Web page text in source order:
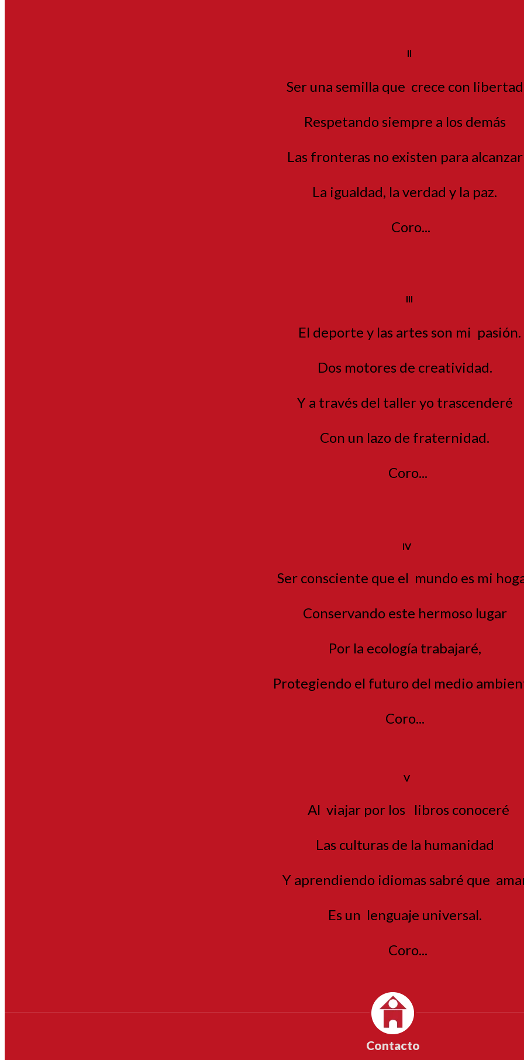
II
Ser una semilla que crece con
Respetando siempre a los demás
Las fronteras no existen para
La igualdad, la verdad y la paz.
Coro...
III
El deporte y las artes son mi pasión.
Dos motores de creatividad.
Y a través del taller yo trascenderé
Con un lazo de fraternidad.
Coro...
IV
Ser consciente que el mundo es mi
Conservando este hermoso lugar
Por la ecología trabajaré,
Protegiendo el futuro del medio
Coro...
V
Al viajar por los libros conoceré
Las culturas de la humanidad
Y aprendiendo idiomas sabré que
Es un lenguaje universal.
Coro...
Contacto